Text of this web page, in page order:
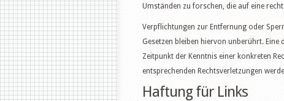
Umständen zu forschen, die auf eine
Verpflichtungen zur Entfernung oder
Gesetzen bleiben hiervon unberührt.
Zeitpunkt der Kenntnis einer konkreten
entsprechenden Rechtsverletzungen
Haftung für Links